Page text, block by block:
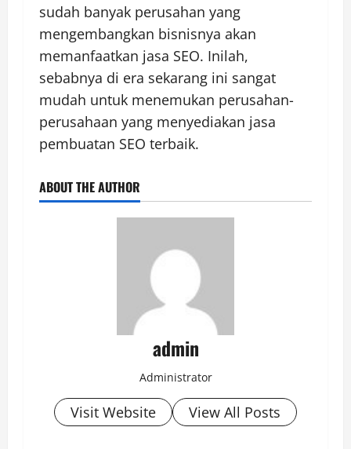
sudah banyak perusahan yang
mengembangkan bisnisnya akan
memanfaatkan jasa SEO. Inilah,
sebabnya di era sekarang ini sangat
mudah untuk menemukan perusahan-
perusahaan yang menyediakan jasa
pembuatan SEO terbaik.
ABOUT THE AUTHOR
admin
Administrator
Visit Website View All Posts